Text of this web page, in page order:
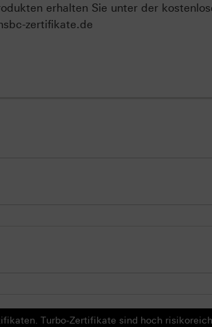
erhalten Sie unter der
zertifikate.de
Turbo-Zertifikate sind hoch